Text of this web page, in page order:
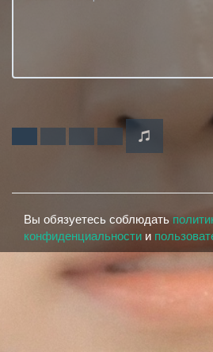
Вы обязуетесь соблюдать
конфиденциальности и